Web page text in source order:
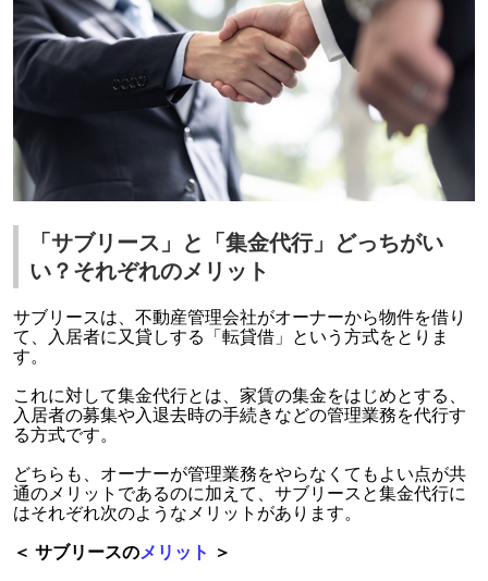
「サブリース」と「集金代行」どっちがい
い？それぞれのメリット
サブリースは、不動産管理会社がオーナーから物件を借り
て、入居者に又貸しする「転貸借」という方式をとりま
す。
これに対して集金代行とは、家賃の集金をはじめとする、
入居者の募集や入退去時の手続きなどの管理業務を代行す
る方式です。
どちらも、オーナーが管理業務をやらなくてもよい点が共
通のメリットであるのに加えて、サブリースと集金代行に
はそれぞれ次のようなメリットがあります。
＜ サブリースのメリット ＞